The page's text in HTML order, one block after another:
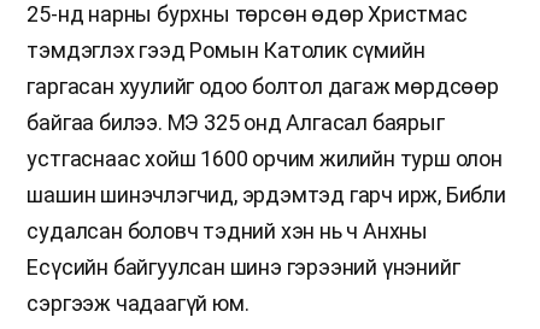
25-нд нарны бурхны төрсөн өдөр Христмас
тэмдэглэх гээд Ромын Католик сүмийн
гаргасан хуулийг одоо болтол дагаж мөрдсөөр
байгаа билээ. МЭ 325 онд Алгасал баярыг
устгаснаас хойш 1600 орчим жилийн турш олон
шашин шинэчлэгчид, эрдэмтэд гарч ирж, Библи
судалсан боловч тэдний хэн нь ч Анхны
Есүсийн байгуулсан шинэ гэрээний үнэнийг
сэргээж чадаагүй юм.